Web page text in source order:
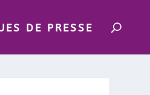
DE PRESSE